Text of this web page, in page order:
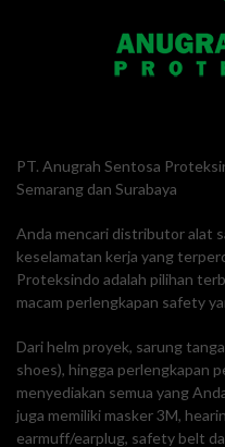
PT. Anugrah Sentosa
Semarang dan Surabaya
Anda mencari distributor alat
keselamatan kerja yang
Proteksindo adalah pilihan
macam perlengkapan safety
Dari helm proyek, sarung
shoes), hingga perlengkapan
menyediakan semua yang
juga memiliki masker 3M,
earmuff/earplug, safety belt